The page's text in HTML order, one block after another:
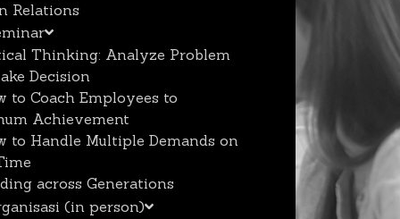
Relations
Thinking: Analyze Problem
Decision
to Coach Employees to
Achievement
to Handle Multiple Demands on
across Generations
(in person)